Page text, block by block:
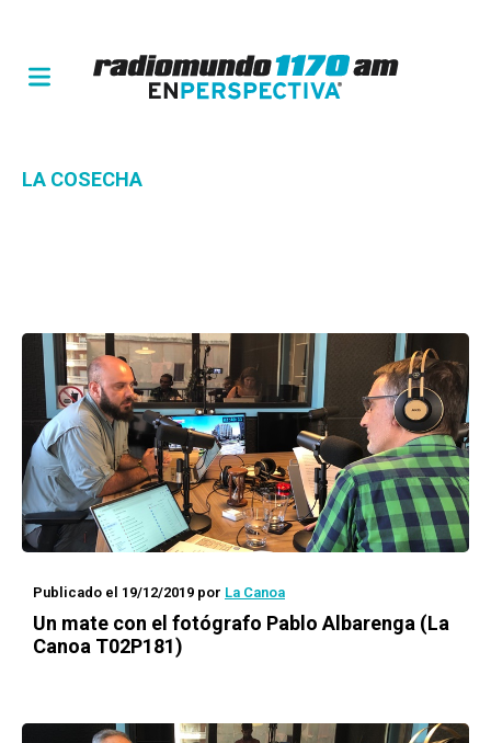
LA COSECHA
Publicado el 19/12/2019 por La Canoa
Un mate con el fotógrafo Pablo Albarenga (La
Canoa T02P181)